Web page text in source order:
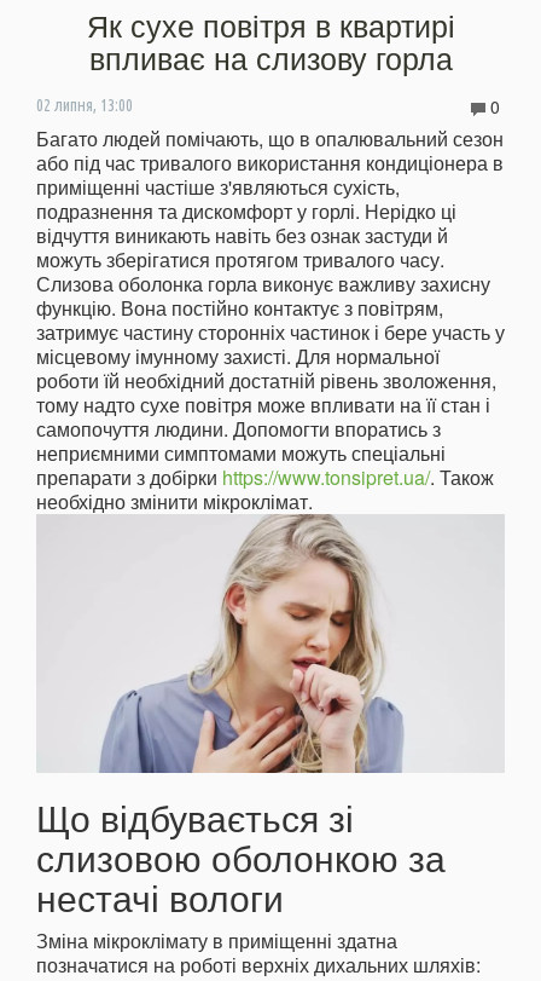
Як сухе повітря в квартирі
впливає на слизову горла
02 липня, 13:00 0
Багато людей помічають, що в опалювальний сезон
або під час тривалого використання кондиціонера в
приміщенні частіше з'являються сухість,
подразнення та дискомфорт у горлі. Нерідко ці
відчуття виникають навіть без ознак застуди й
можуть зберігатися протягом тривалого часу.
Слизова оболонка горла виконує важливу захисну
функцію. Вона постійно контактує з повітрям,
затримує частину сторонніх частинок і бере участь у
місцевому імунному захисті. Для нормальної
роботи їй необхідний достатній рівень зволоження,
тому надто сухе повітря може впливати на її стан і
самопочуття людини. Допомогти впоратись з
неприємними симптомами можуть спеціальні
препарати з добірки https://www.tonsipret.ua/. Також
необхідно змінити мікроклімат.
Що відбувається зі
слизовою оболонкою за
нестачі вологи
Зміна мікроклімату в приміщенні здатна
позначатися на роботі верхніх дихальних шляхів: